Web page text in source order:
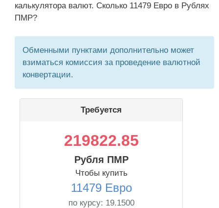
калькулятора валют. Сколько 11479 Евро в Рублях
ПМР?
Обменными пунктами дополнительно может
взиматься комиссия за проведение валютной
конвертации.
Требуется
219822.85
Рубля ПМР
Чтобы купить
11479 Евро
по курсу: 19.1500